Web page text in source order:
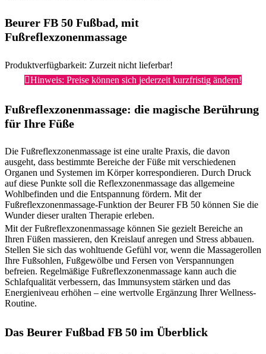
Beurer FB 50 Fußbad, mit
Fußreflexzonenmassage
Produktverfügbarkeit: Zurzeit nicht lieferbar!
Hinweis: Preise können sich jederzeit kurzfristig ändern!
Fußreflexzonenmassage: die magische Berührung
für Ihre Füße
Die Fußreflexzonenmassage ist eine uralte Praxis, die davon
ausgeht, dass bestimmte Bereiche der Füße mit verschiedenen
Organen und Systemen im Körper korrespondieren. Durch Druck
auf diese Punkte soll die Reflexzonenmassage das allgemeine
Wohlbefinden und die Entspannung fördern. Mit der
Fußreflexzonenmassage-Funktion der Beurer FB 50 können Sie die
Wunder dieser uralten Therapie erleben.
Mit der Fußreflexzonenmassage können Sie gezielt Bereiche an
Ihren Füßen massieren, den Kreislauf anregen und Stress abbauen.
Stellen Sie sich das wohltuende Gefühl vor, wenn die Massagerollen
Ihre Fußsohlen, Fußgewölbe und Fersen von Verspannungen
befreien. Regelmäßige Fußreflexzonenmassage kann auch die
Schlafqualität verbessern, das Immunsystem stärken und das
Energieniveau erhöhen – eine wertvolle Ergänzung Ihrer Wellness-
Routine.
Das Beurer Fußbad FB 50 im Überblick